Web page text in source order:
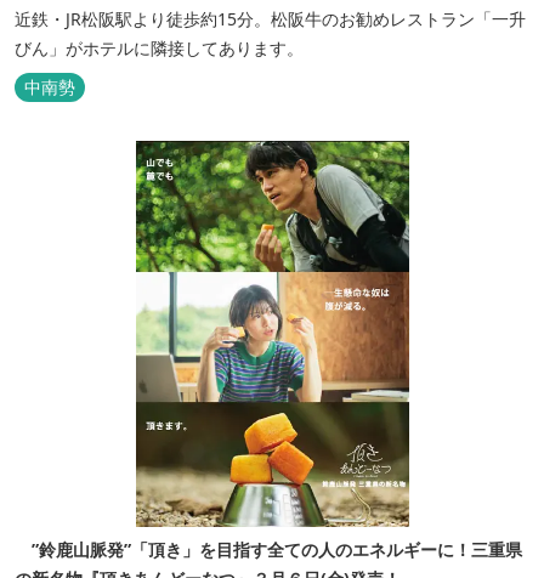
近鉄・JR松阪駅より徒歩約15分。松阪牛のお勧めレストラン「一升
びん」がホテルに隣接してあります。
中南勢
”鈴鹿山脈発”「頂き」を目指す全ての人のエネルギーに！三重県